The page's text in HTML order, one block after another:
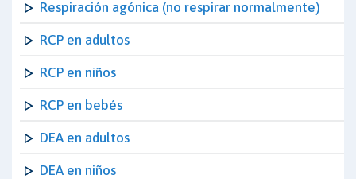
Respiración agónica (no respirar normalmente)
RCP en adultos
RCP en niños
RCP en bebés
DEA en adultos
DEA en niños